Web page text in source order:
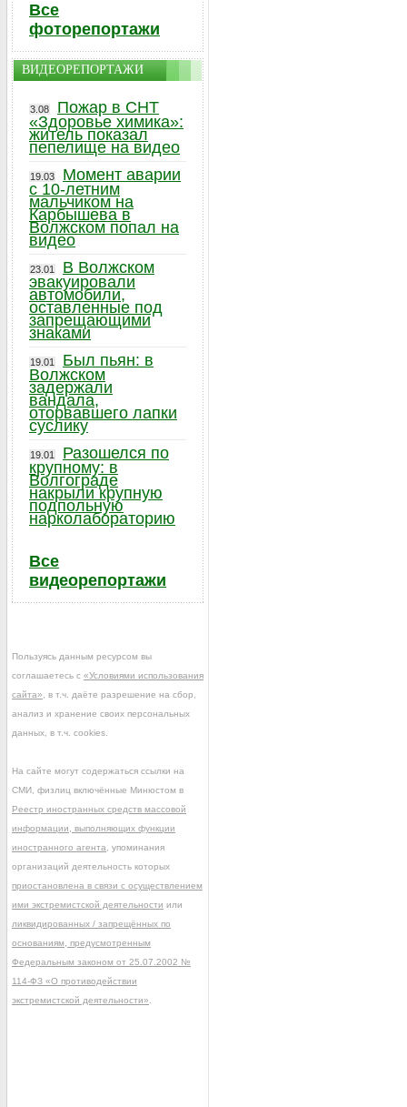
Все
фоторепортажи
ВИДЕОРЕПОРТАЖИ
3.08
Пожар в СНТ
«Здоровье химика»:
житель показал
пепелище на видео
19.03
Момент аварии
с 10-летним
мальчиком на
Карбышева в
Волжском попал на
видео
23.01
В Волжском
эвакуировали
автомобили,
оставленные под
запрещающими
знаками
19.01
Был пьян: в
Волжском
задержали
вандала,
оторвавшего лапки
суслику
19.01
Разошелся по
крупному: в
Волгограде
накрыли крупную
подпольную
нарколабораторию
Все
видеорепортажи
Пользуясь данным ресурсом вы
соглашаетесь с «Условиями использования
сайта» , в т.ч. даёте разрешение на сбор,
анализ и хранение своих персональных
данных, в т.ч. cookies.
На сайте могут содержаться ссылки на
СМИ, физлиц включённые Минюстом в
Реестр иностранных средств массовой
информации, выполняющих функции
иностранного агента , упоминания
организаций деятельность которых
приостановлена в связи с осуществлением
ими экстремистской деятельности или
ликвидированных / запрещённых по
основаниям, предусмотренным
Федеральным законом от 25.07.2002 №
114-ФЗ «О противодействии
экстремистской деятельности»